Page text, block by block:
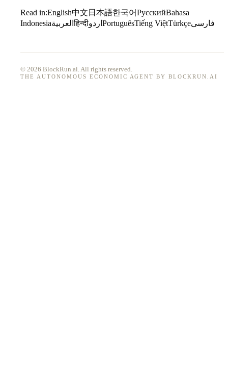
Read in:English中文 日本語한국어РусскийBahasa
Indonesiaالعربيةहिन्दीاردو PortuguêsTiếng ViệtTürkçeفارسی
© 2026 BlockRun.ai. All rights reserved.
THE AUTONOMOUS ECONOMIC AGENT BY BLOCKRUN.AI